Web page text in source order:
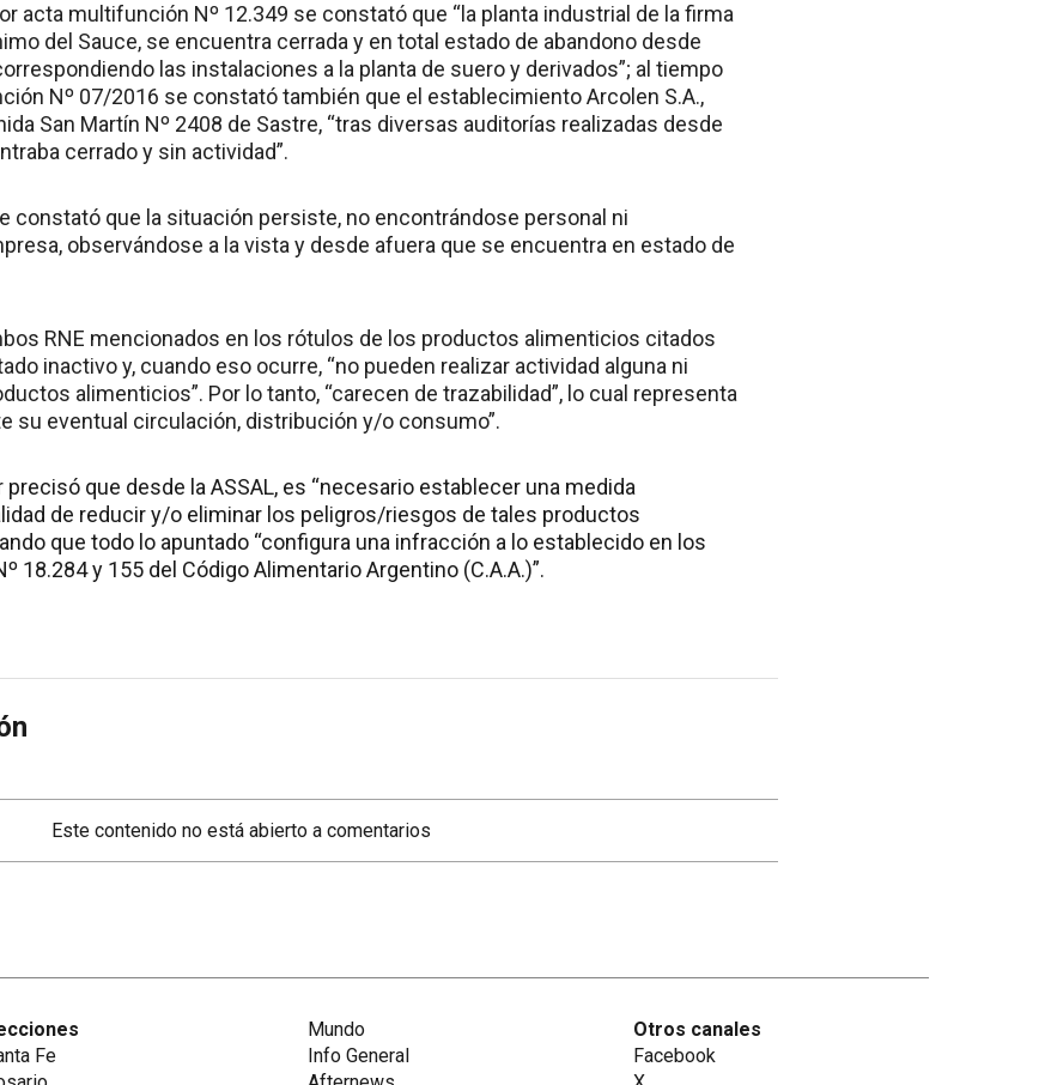
acta multifunción Nº 12.349 se constató que “la planta industrial de la firma
del Sauce, se encuentra cerrada y en total estado de abandono desde
las instalaciones a la planta de suero y derivados”; al tiempo
Nº 07/2016 se constató también que el establecimiento Arcolen S.A.,
San Martín Nº 2408 de Sastre, “tras diversas auditorías realizadas desde
cerrado y sin actividad”.
constató que la situación persiste, no encontrándose personal ni
observándose a la vista y desde afuera que se encuentra en estado de
RNE mencionados en los rótulos de los productos alimenticios citados
inactivo y, cuando eso ocurre, “no pueden realizar actividad alguna ni
alimenticios”. Por lo tanto, “carecen de trazabilidad”, lo cual representa
su eventual circulación, distribución y/o consumo”.
precisó que desde la ASSAL, es “necesario establecer una medida
de reducir y/o eliminar los peligros/riesgos de tales productos
que todo lo apuntado “configura una infracción a lo establecido en los
18.284 y 155 del Código Alimentario Argentino (C.A.A.)”.
Este contenido no está abierto a comentarios
Fe
Mundo
Info General
Otros canales
Facebook